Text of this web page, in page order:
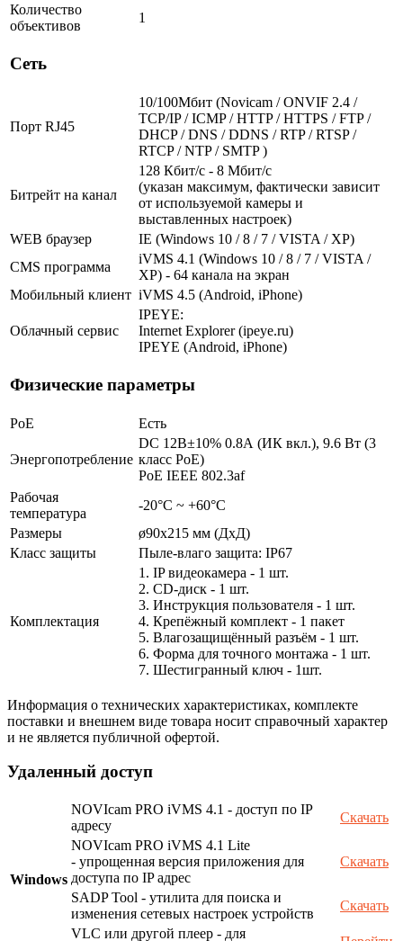
Количество
объективов
1
Сеть
Порт RJ45
10/100Мбит (Novicam / ONVIF 2.4 /
TCP/IP / ICMP / HTTP / HTTPS / FTP /
DHCP / DNS / DDNS / RTP / RTSP /
RTCP / NTP / SMTP )
Битрейт на канал
128 Кбит/с - 8 Мбит/с
(указан максимум, фактически зависит
от используемой камеры и
выставленных настроек)
WEB браузер
IE (Windows 10 / 8 / 7 / VISTA / XP)
CMS программа
iVMS 4.1 (Windows 10 / 8 / 7 / VISTA /
XP) - 64 канала на экран
Мобильный клиент iVMS 4.5 (Android, iPhone)
Облачный сервис
IPEYE:
Internet Explorer (ipeye.ru)
IPEYE (Android, iPhone)
Физические параметры
PoE Есть
Энергопотребление
DC 12В±10% 0.8А (ИК вкл.), 9.6 Вт (3
класс PoE)
PoE IEEE 802.3af
Рабочая
температура
-20°С ~ +60°С
Размеры
ø90x215 мм (ДxД)
Класс защиты
Пыле-влаго защита: IP67
Комплектация
1. IP видеокамера - 1 шт.
2. СD-диск - 1 шт.
3. Инструкция пользователя - 1 шт.
4. Крепёжный комплект - 1 пакет
5. Влагозащищённый разъём - 1 шт.
6. Форма для точного монтажа - 1 шт.
7. Шестигранный ключ - 1шт.
Информация о технических характеристиках, комплекте
поставки и внешнем виде товара носит справочный характер
и не является публичной офертой.
Удаленный доступ
Windows
NOVIcam PRO iVMS 4.1 - доступ по IP
адресу
Скачать
NOVIcam PRO iVMS 4.1 Lite
- упрощенная версия приложения для
доступа по IP адрес
Скачать
SADP Tool - утилита для поиска и
изменения сетевых настроек устройств
Скачать
VLC или другой плеер - для